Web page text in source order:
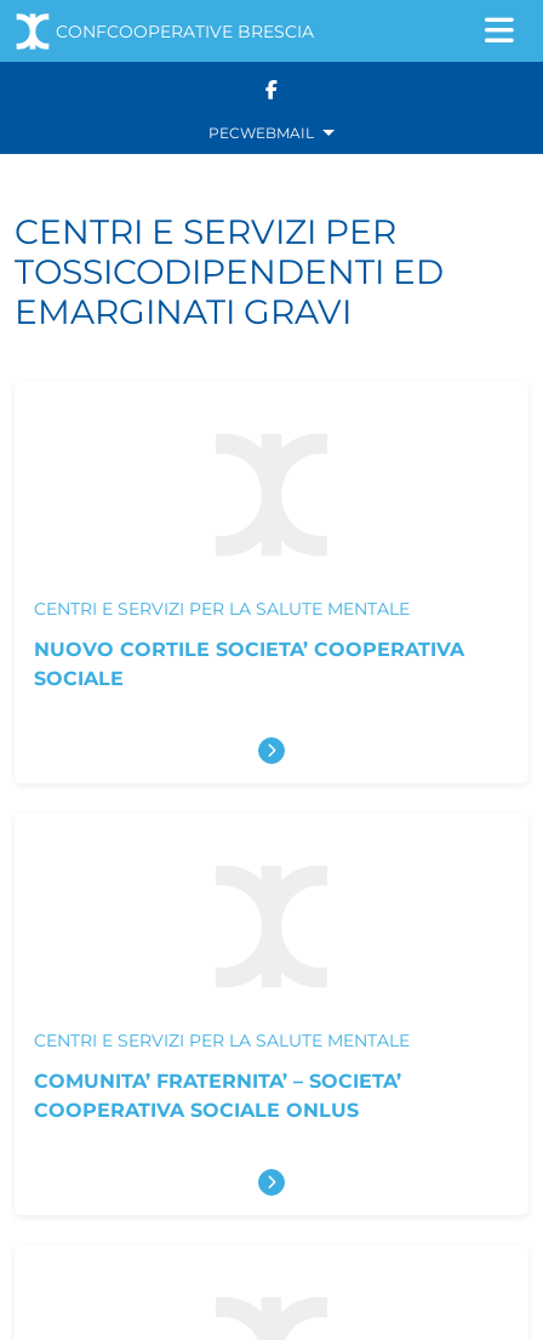
PECWEBMAIL
Navigazione principale
CONFCOOPERATIVE BRESCIA
CENTRI E SERVIZI PER
TOSSICODIPENDENTI ED
EMARGINATI GRAVI
CENTRI E SERVIZI PER LA SALUTE MENTALE
NUOVO CORTILE SOCIETA’ COOPERATIVA
SOCIALE
Scopri di più
CENTRI E SERVIZI PER LA SALUTE MENTALE
COMUNITA’ FRATERNITA’ – SOCIETA’
COOPERATIVA SOCIALE ONLUS
Scopri di più